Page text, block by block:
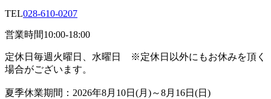
TEL028-610-0207
営業時間10:00-18:00
定休日 毎週火曜日、水曜日 ※定休日以外にもお休みを頂く
場合がございます。
夏季休業期間：2026年8月10日(月)～8月16日(日)